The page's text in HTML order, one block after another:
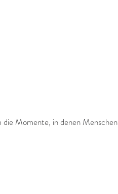
Momente, in denen Menschen